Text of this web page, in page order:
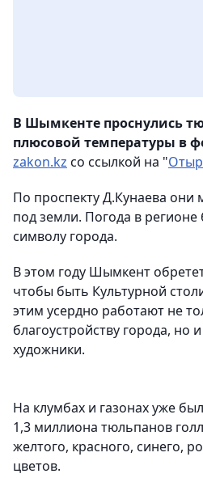
В Шымкенте проснулись
плюсовой температуры в
zakon.kz со ссылкой на "
По проспекту Д.Кунаева они
под земли. Погода в регионе
символу города.
В этом году Шымкент
чтобы быть Культурной
этим усердно работают не
благоустройству города, но
художники.
На клумбах и газонах уже
1,3 миллиона тюльпанов
желтого, красного, синего,
цветов.